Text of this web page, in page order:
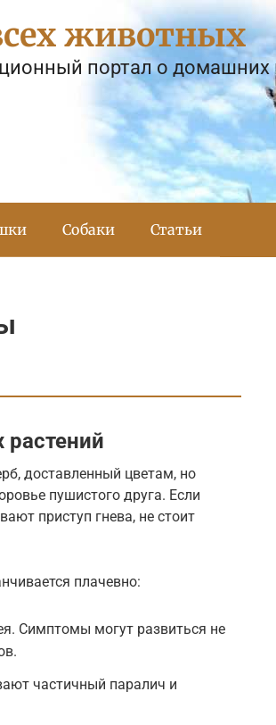
животных
портал о домашних
Собаки Статьи
доставленный цветам, но
пушистого друга. Если
приступ гнева, не стоит
плачевно:
Симптомы могут развиться не
частичный паралич и